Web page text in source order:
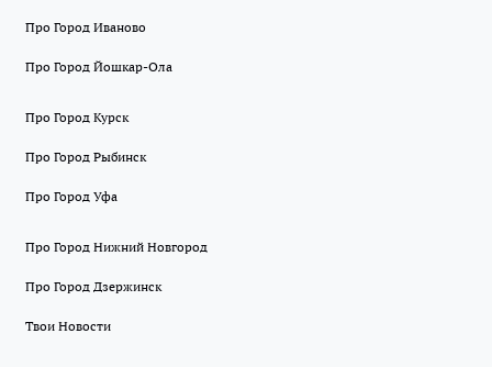
Про Город Иваново
Про Город Йошкар-Ола
Про Город Курск
Про Город Рыбинск
Про Город Уфа
Про Город Нижний Новгород
Про Город Дзержинск
Твои Новости